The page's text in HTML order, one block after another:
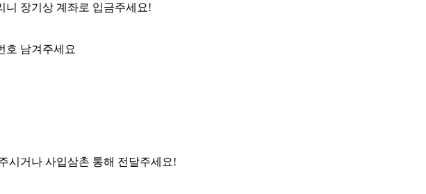
니 장기상 계좌로 입금주세요!
호 남겨주세요
시거나 사입삼촌 통해 전달주세요!